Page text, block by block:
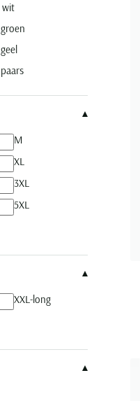
wit
groen
geel
paars
M
XL
3XL
5XL
XXL-long